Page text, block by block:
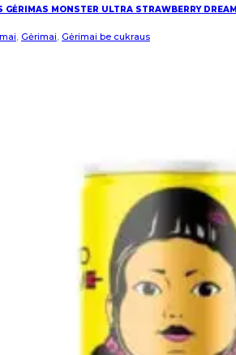
GĖRIMAS MONSTER ULTRA STRAWBERRY
, Gėrimai, Gėrimai be cukraus